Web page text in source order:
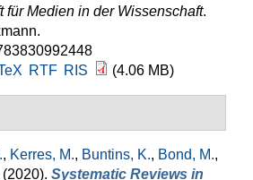
für Medien in der Wissenschaft.
RTF RIS (4.06 MB)
, Kerres, M., Buntins, K., Bond, M.,
(2020). Systematic Reviews in